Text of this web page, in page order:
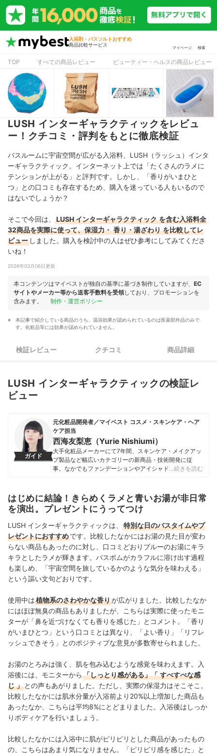
入浴剤・バスソルトおすすめ
商品比較サービス
マイページ 検索
TOP すべての商品レビュー ビューティー・ヘルスの商品レビュー
LUSH インターギャラクティックをレビュ
ー！クチコミ・評判をもとに徹底検証
バスルームに宇宙空間が広がる入浴料、LUSH（ラッシュ）インタ
ーギャラクティック。 インターネット上では 「たくさんのラメに
テンションが上がる」と評判です。しかし、「香りがいまひと
つ」との口コミも存在するため、購入を迷っている人もいるので
はないでしょうか？
そこで今回は、 LUSH インターギャラクティック を含む入浴料全
32商品を実際に使って、保湿力・ 香り・湯ざわり を比較してレ
ビュー しました。購入を検討中の人はぜひ参考にしてみてくださ
いね！
2026年03月06日更新
本コンテンツはマイベストが独自の基準に基づき制作していますが、 EC
サイトやメーカー等から送客手数料を受領しており、プロモーションを
含みます。
制作・運営ポリシー
本記事で紹介している商品のうち、温浴効果が認められているのは医薬部外品のみで
す。化粧品等には効果が認められていません。
検証レビュー クチコミ 商品詳細
LUSH インターギャラクティックの検証レ
ビュー
ガイド
元化粧品開発者／マイベスト コスメ・スキンケア・ヘア
ケア担当
西海友梨恵（Yurie Nishiumi）
大手化粧品メーカーにて7年間、スキンケア・メイクアッ
プ製品など幅広いカテゴリーの新商品・技術開発に従
事。なかでもファンデーションやアイシャドウ、口紅な
1500点以上のコスメを比較検証。開発現場で培った知識
をもとに、成分や処方の背景をふまえながら、専門的な
内容もユーザーにわかりやすく伝えることを大切にしな
がらコンテンツを制作している。
西海友梨恵（Yurie Nishiumi）のプロフィール
…続きを読む
はじめに結論！きらめくラメと青いお湯が非日常
を演出。プレゼントにうってつけ
LUSH インターギャラクティックは、
特別な日のバスタイムやプ
レゼントにおすすめです。比較したなかにはお湯の見た目が変わ
らない商品もあったのに対し、口コミどおりブルーのお湯にキラ
キラとしたラメが輝きます。バスボムがカラフルに溶け出す過程
も楽しめ、「宇宙空間を旅しているかのような気分を味わえる」
という謳い文句どおりです。
使用中は植物系のさわやかな香りが広がりました。比較したなか
にはほぼ無臭の商品もありましたが、こちらは実際に使ったモニ
ターが「鼻を近づけなくても香りを感じた」とコメント。「香り
がいまひとつ」という口コミとは異なり、「よい香り」「リフレ
ッシュできそう」とのポジティブな意見が多数寄せられました。
お湯のとろみは強く、肌を包み込むような感覚を味わえます。入
浴後には、モニターから 「しっとり感がある」「 すべすべな感
じ 」 との声もあがりました。ただし、実際の保湿力はそこそこ。
比較したなかには肌水分量が入浴前より20%以上増加した商品も
あったなか、こちらは平均8%にとどまりました。入浴後はしっか
りボディケアを行いましょう。
比較したなかには入浴中に肌がピリピリとした商品があったもの
の、こちらはあまり気になりません。
「ピリピリ感を感じた」と